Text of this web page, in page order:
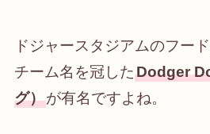
ドジャースタジアムのフー
チーム名を冠したDodger
グ）が有名ですよね。